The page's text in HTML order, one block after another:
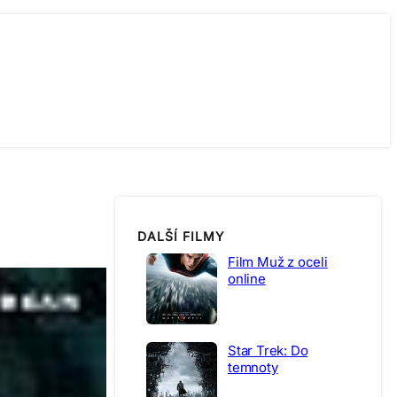
DALŠÍ FILMY
Film Muž z oceli
online
Star Trek: Do
temnoty